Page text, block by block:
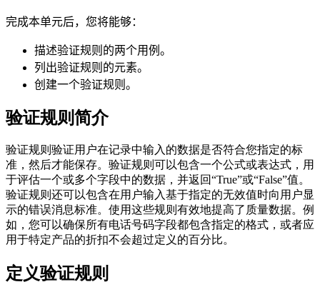
完成本单元后，您将能够：
描述验证规则的两个用例。
列出验证规则的元素。
创建一个验证规则。
验证规则简介
验证规则验证用户在记录中输入的数据是否符合您指定的标
准，然后才能保存。验证规则可以包含一个公式或表达式，用
于评估一个或多个字段中的数据，并返回“True”或“False”值。
验证规则还可以包含在用户输入基于指定的无效值时向用户显
示的错误消息标准。使用这些规则有效地提高了质量数据。例
如，您可以确保所有电话号码字段都包含指定的格式，或者应
用于特定产品的折扣不会超过定义的百分比。
定义验证规则